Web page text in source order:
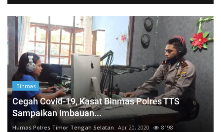
Binmas
Cegah Covid-19, Kasat Binmas Polres TTS
Sampaikan Imbauan...
Humas Polres Timor Tengah Selatan Apr 20, 2020 8198